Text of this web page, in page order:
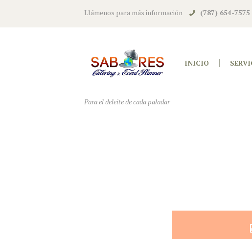
Llámenos para más información (787) 654-7575
Para el deleite de cada paladar
INICIO